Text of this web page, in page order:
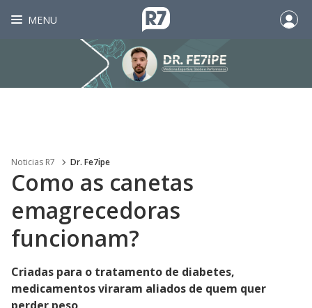
MENU
Noticias R7 Dr. Fe7ipe
Como as canetas
emagrecedoras
funcionam?
Criadas para o tratamento de diabetes,
medicamentos viraram aliados de quem quer